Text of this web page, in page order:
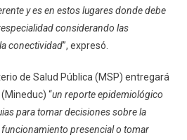
y es en estos lugares donde debe
considerando las
conectividad”, expresó.
de Salud Pública (MSP) entregará
“un reporte epidemiológico
para tomar decisiones sobre la
presencial o tomar